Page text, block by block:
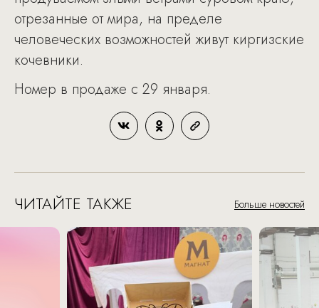
отрезанные от мира, на пределе
человеческих возможностей живут киргизские
кочевники.
Номер в продаже с 29 января.
ЧИТАЙТЕ ТАКЖЕ Больше новостей